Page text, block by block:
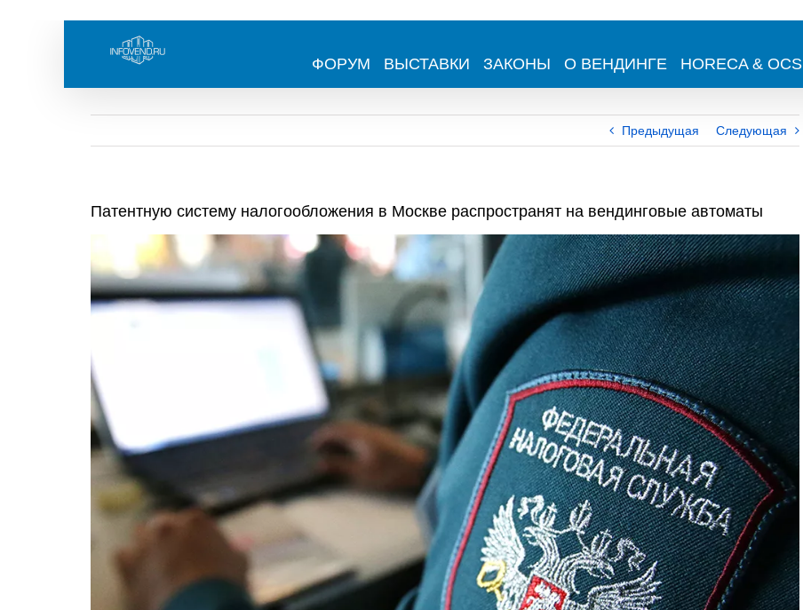
content
ФОРУМ ВЫСТАВКИ ЗАКОНЫ О ВЕНДИНГЕ HORECA & OCS
Предыдущая Следующая
Патентную систему налогообложения в Москве распространят на вендинговые автоматы
Larger
Image